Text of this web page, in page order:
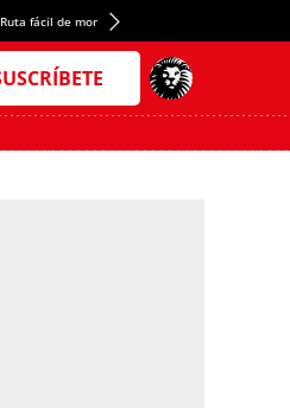
Ruta fácil de montaña